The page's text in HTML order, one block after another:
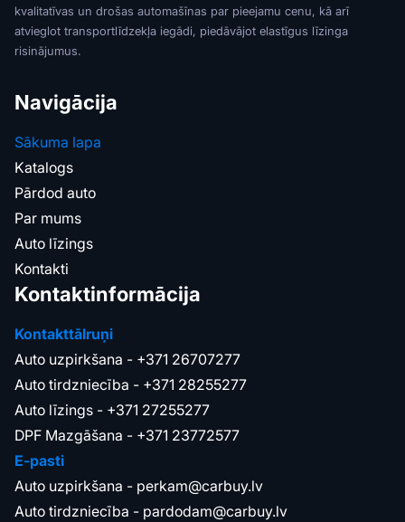
kvalitatīvas un drošas automašīnas par pieejamu cenu, kā arī
atvieglot transportlīdzekļa iegādi, piedāvājot elastīgus līzinga
risinājumus.
Navigācija
Sākuma lapa
Katalogs
Pārdod auto
Par mums
Auto līzings
Kontakti
Kontaktinformācija
Kontakttālruņi
Auto uzpirkšana - +371 26707277
Auto tirdzniecība - +371 28255277
Auto līzings - +371 27255277
DPF Mazgāšana - +371 23772577
E-pasti
Auto uzpirkšana - perkam@carbuy.lv
Auto tirdzniecība - pardodam@carbuy.lv